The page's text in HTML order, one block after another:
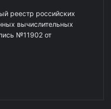
реестр российских
вычислительных
№11902 от